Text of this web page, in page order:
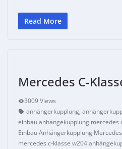
Read More
Mercedes C-
3009 Views
anhängerkupplung,
einbau anhängekupplung mercedes
Einbau Anhängerkupplung
mercedes c-klasse w204